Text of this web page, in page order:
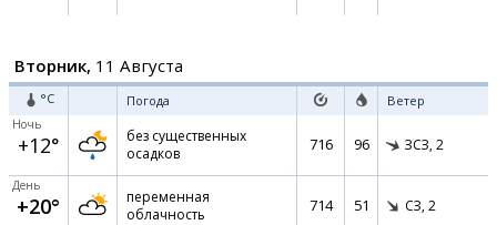
Вторник, 11 Августа
°C Погода Ветер
Ночь
+12°
без существенных
осадков
716 96 ЗСЗ, 2
День
+20°
переменная
облачность
714 51 СЗ, 2